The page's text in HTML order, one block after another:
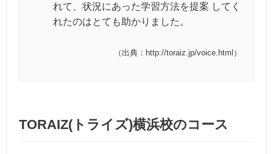
れて、状況にあった学習方法を提案 してく
れたのはとても助かりました。
（出典：http://toraiz.jp/voice.html）
TORAIZ(トライズ)横浜校のコース